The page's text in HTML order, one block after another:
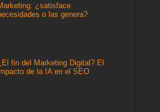
¿satisface
o las genera?
fin del Marketing Digital? El
de la IA en el SEO